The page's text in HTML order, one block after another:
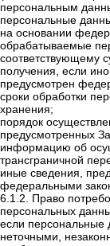
персональным
персональные
на основании
обрабатываемые
соответствующему
получения, если
предусмотрен
сроки обработки
хранения;
порядок
предусмотренных
информацию об
трансграничной
иные сведения,
федеральными
6.1.2. Право
персональных
если
неточными,